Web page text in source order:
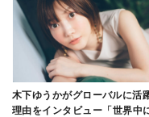
木下ゆうかがグローバルに活
理由をインタビュー「世界中